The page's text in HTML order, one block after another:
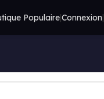
Populaire|Connexion|